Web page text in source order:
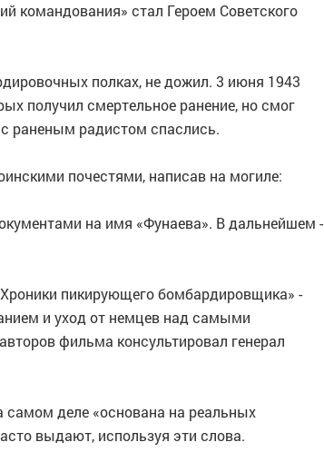
командования» стал Героем Советского
полках, не дожил. 3 июня 1943
получил смертельное ранение, но смог
раненым радистом спаслись.
почестями, написав на могиле:
на имя «Фунаева». В дальнейшем -
пикирующего бомбардировщика» -
и уход от немцев над самыми
фильма консультировал генерал
деле «основана на реальных
выдают, используя эти слова.